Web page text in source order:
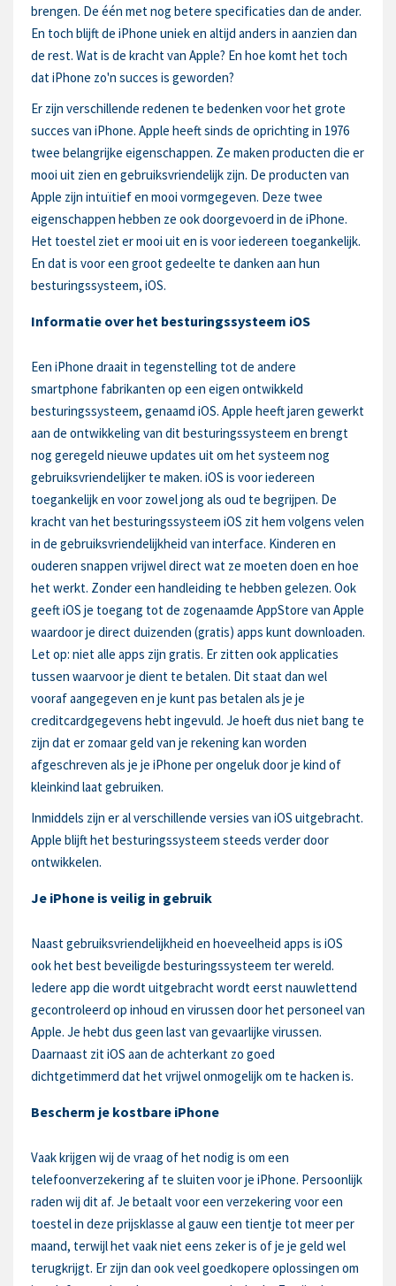
brengen. De één met nog betere specificaties dan de ander.
En toch blijft de iPhone uniek en altijd anders in aanzien dan
de rest. Wat is de kracht van Apple? En hoe komt het toch
dat iPhone zo'n succes is geworden?
Er zijn verschillende redenen te bedenken voor het grote
succes van iPhone. Apple heeft sinds de oprichting in 1976
twee belangrijke eigenschappen. Ze maken producten die er
mooi uit zien en gebruiksvriendelijk zijn. De producten van
Apple zijn intuïtief en mooi vormgegeven. Deze twee
eigenschappen hebben ze ook doorgevoerd in de iPhone.
Het toestel ziet er mooi uit en is voor iedereen toegankelijk.
En dat is voor een groot gedeelte te danken aan hun
besturingssysteem, iOS.
Informatie over het besturingssysteem iOS
Een iPhone draait in tegenstelling tot de andere
smartphone fabrikanten op een eigen ontwikkeld
besturingssysteem, genaamd iOS. Apple heeft jaren gewerkt
aan de ontwikkeling van dit besturingssysteem en brengt
nog geregeld nieuwe updates uit om het systeem nog
gebruiksvriendelijker te maken. iOS is voor iedereen
toegankelijk en voor zowel jong als oud te begrijpen. De
kracht van het besturingssysteem iOS zit hem volgens velen
in de gebruiksvriendelijkheid van interface. Kinderen en
ouderen snappen vrijwel direct wat ze moeten doen en hoe
het werkt. Zonder een handleiding te hebben gelezen. Ook
geeft iOS je toegang tot de zogenaamde AppStore van Apple
waardoor je direct duizenden (gratis) apps kunt downloaden.
Let op: niet alle apps zijn gratis. Er zitten ook applicaties
tussen waarvoor je dient te betalen. Dit staat dan wel
vooraf aangegeven en je kunt pas betalen als je je
creditcardgegevens hebt ingevuld. Je hoeft dus niet bang te
zijn dat er zomaar geld van je rekening kan worden
afgeschreven als je je iPhone per ongeluk door je kind of
kleinkind laat gebruiken.
Inmiddels zijn er al verschillende versies van iOS uitgebracht.
Apple blijft het besturingssysteem steeds verder door
ontwikkelen.
Je iPhone is veilig in gebruik
Naast gebruiksvriendelijkheid en hoeveelheid apps is iOS
ook het best beveiligde besturingssysteem ter wereld.
Iedere app die wordt uitgebracht wordt eerst nauwlettend
gecontroleerd op inhoud en virussen door het personeel van
Apple. Je hebt dus geen last van gevaarlijke virussen.
Daarnaast zit iOS aan de achterkant zo goed
dichtgetimmerd dat het vrijwel onmogelijk om te hacken is.
Bescherm je kostbare iPhone
Vaak krijgen wij de vraag of het nodig is om een
telefoonverzekering af te sluiten voor je iPhone. Persoonlijk
raden wij dit af. Je betaalt voor een verzekering voor een
toestel in deze prijsklasse al gauw een tientje tot meer per
maand, terwijl het vaak niet eens zeker is of je je geld wel
terugkrijgt. Er zijn dan ook veel goedkopere oplossingen om